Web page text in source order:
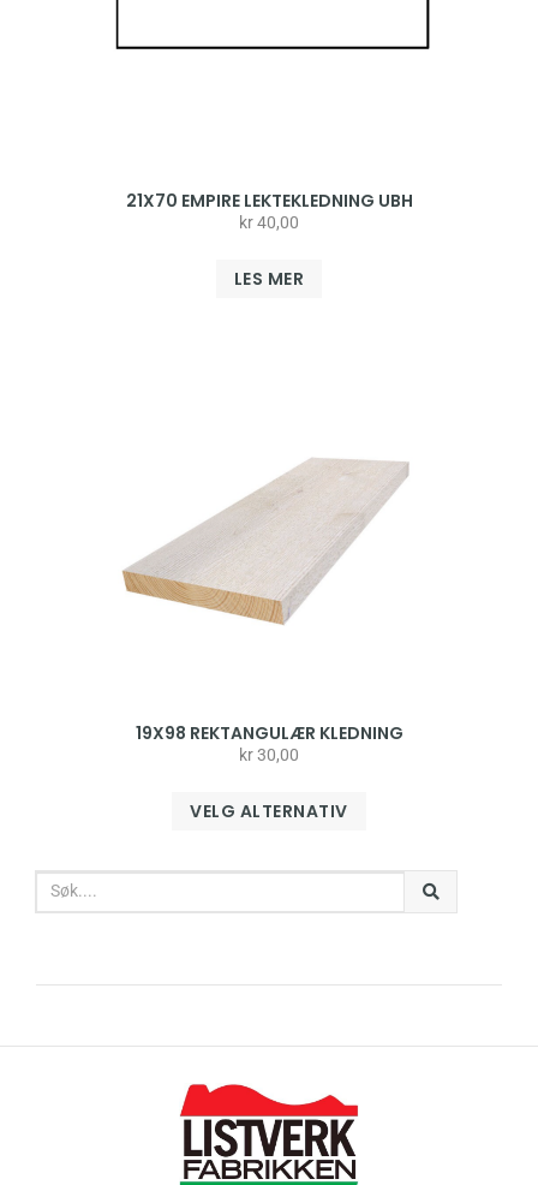
21X70 EMPIRE LEKTEKLEDNING UBH
kr40,00
LES MER
19X98 REKTANGULÆR KLEDNING
kr30,00
VELG ALTERNATIV